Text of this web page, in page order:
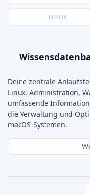
HP-UX
Deine zentrale
Linux, Administration,
umfassende
die Verwaltung und
macOS-Systemen.